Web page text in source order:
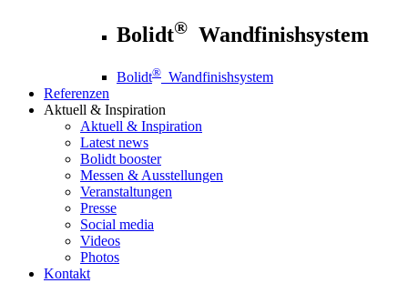
Bolidt® Wandfinishsystem
Bolidt® Wandfinishsystem
Referenzen
Aktuell & Inspiration
Aktuell & Inspiration
Latest news
Bolidt booster
Messen & Ausstellungen
Veranstaltungen
Presse
Social media
Videos
Photos
Kontakt